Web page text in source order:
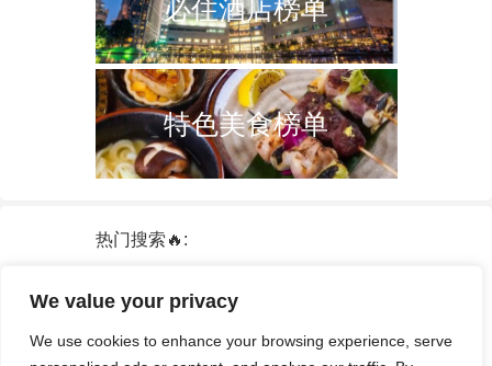
We value your privacy
We use cookies to enhance your browsing experience, serve
必住酒店榜单
特色美食榜单
热门搜索🔥:
泰国
中国 火车票
签证
酒店